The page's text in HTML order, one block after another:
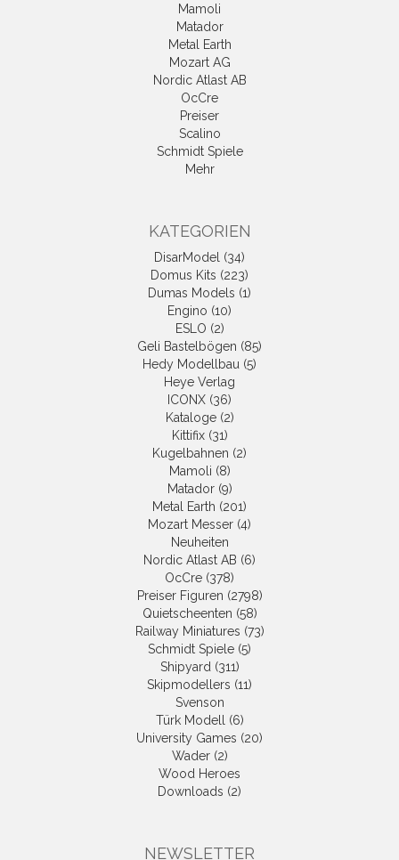
Mamoli
Matador
Metal Earth
Mozart AG
Nordic Atlast AB
OcCre
Preiser
Scalino
Schmidt Spiele
Mehr
KATEGORIEN
DisarModel (34)
Domus Kits (223)
Dumas Models (1)
Engino (10)
ESLO (2)
Geli Bastelbögen (85)
Hedy Modellbau (5)
Heye Verlag
ICONX (36)
Kataloge (2)
Kittifix (31)
Kugelbahnen (2)
Mamoli (8)
Matador (9)
Metal Earth (201)
Mozart Messer (4)
Neuheiten
Nordic Atlast AB (6)
OcCre (378)
Preiser Figuren (2798)
Quietscheenten (58)
Railway Miniatures (73)
Schmidt Spiele (5)
Shipyard (311)
Skipmodellers (11)
Svenson
Türk Modell (6)
University Games (20)
Wader (2)
Wood Heroes
Downloads (2)
NEWSLETTER